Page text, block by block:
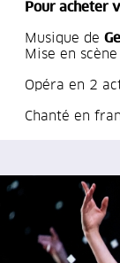
Pour acheter
Musique de
Mise en scène
Opéra en 2
Chanté en